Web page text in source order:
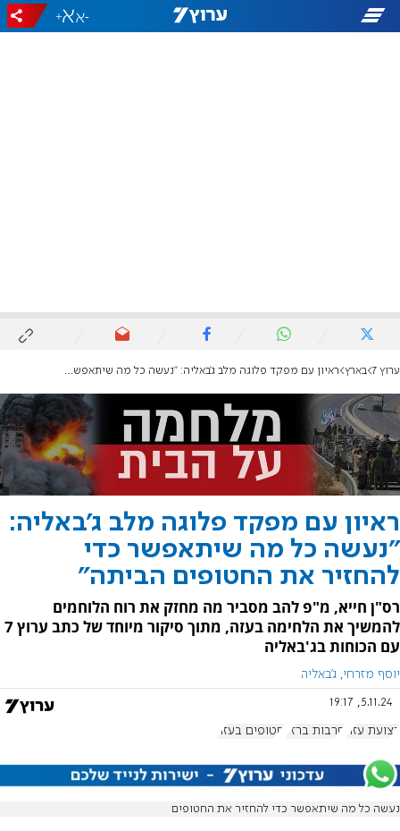
-
+
ערוץ 7 בארץ ראיון עם מפקד פלוגה מלב ג'באליה: "נעשה כל מה שיתאפשר כדי להחזיר את החטופים הביתה"
ראיון עם מפקד פלוגה מלב ג'באליה:
"נעשה כל מה שיתאפשר כדי
להחזיר את החטופים הביתה"
רס"ן חייא, מ"פ להב מסביר מה מחזק את רוח הלוחמים
להמשיך את הלחימה בעזה, מתוך סיקור מיוחד של כתב ערוץ 7
עם הכוחות בג'באליה
יוסף מזרחי, ג'באליה
5.11.24, 19:17
רצועת עזה חרבות ברזל חטופים בעזה
נעשה כל מה שיתאפשר כדי להחזיר את החטופים